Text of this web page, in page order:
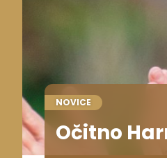
NOVICE
Očitno